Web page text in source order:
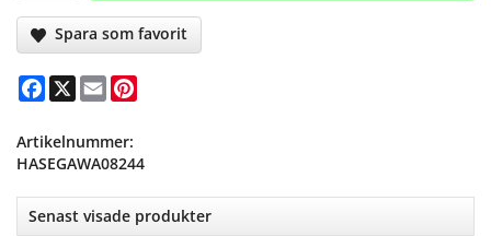
Spara som favorit
Facebook
X Email
Artikelnummer:
HASEGAWA08244
Senast visade produkter